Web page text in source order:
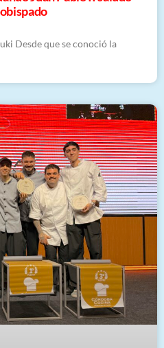
Desde que se conoció la